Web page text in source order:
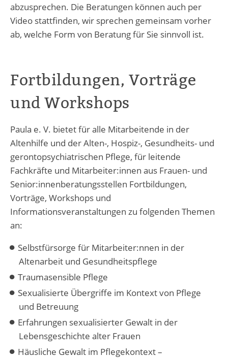
abzusprechen. Die Beratungen können auch per
Video stattfinden, wir sprechen gemeinsam vorher
ab, welche Form von Beratung für Sie sinnvoll ist.
Fortbildungen, Vorträge
und Workshops
Paula e. V. bietet für alle Mitarbeitende in der
Altenhilfe und der Alten-, Hospiz-, Gesundheits- und
gerontopsychiatrischen Pflege, für leitende
Fachkräfte und Mitarbeiter:innen aus Frauen- und
Senior:innenberatungsstellen Fortbildungen,
Vorträge, Workshops und
Informationsveranstaltungen zu folgenden Themen
an:
Selbstfürsorge für Mitarbeiter:nnen in der
Altenarbeit und Gesundheitspflege
Traumasensible Pflege
Sexualisierte Übergriffe im Kontext von Pflege
und Betreuung
Erfahrungen sexualisierter Gewalt in der
Lebensgeschichte alter Frauen
Häusliche Gewalt im Pflegekontext –